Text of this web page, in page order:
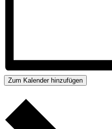
Zum Kalender hinzufügen